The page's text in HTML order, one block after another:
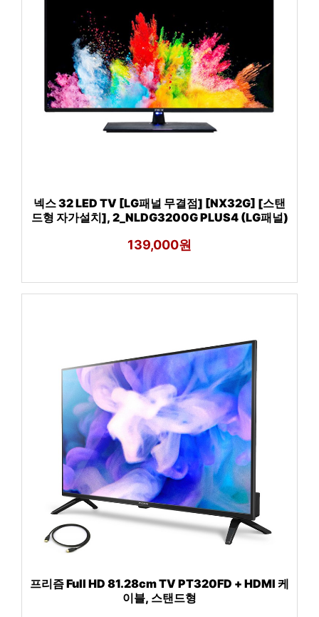
넥스 32 LED TV [LG패널 무결점] [NX32G] [스탠
드형 자가설치], 2_NLDG3200G PLUS4 (LG패널)
139,000원
프리즘 Full HD 81.28cm TV PT320FD + HDMI 케
이블, 스탠드형